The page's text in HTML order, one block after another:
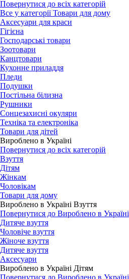
Повернутися до всіх категорій
Все у категорії Товари для дому
Аксесуари для краси
Гігієна
Господарські товари
Зоотовари
Канцтовари
Кухонне приладдя
Пледи
Подушки
Постільна білизна
Рушники
Сонцезахисні окуляри
Техніка та електроніка
Товари для дітей
Вироблено в Україні
Повернутися до всіх категорій
Взуття
Дітям
Жінкам
Чоловікам
Товари для дому
Вироблено в Україні Взуття
Повернутися до Вироблено в Україні
Дитяче взуття
Чоловіче взуття
Жіноче взуття
Дитяче взуття
Аксесуари
Вироблено в Україні Дітям
Повернутися до Вироблено в Україні